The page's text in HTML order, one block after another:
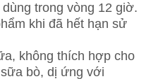
trong vòng 12 giờ.
khi đã hết hạn sử
không thích hợp cho
bò, dị ứng với